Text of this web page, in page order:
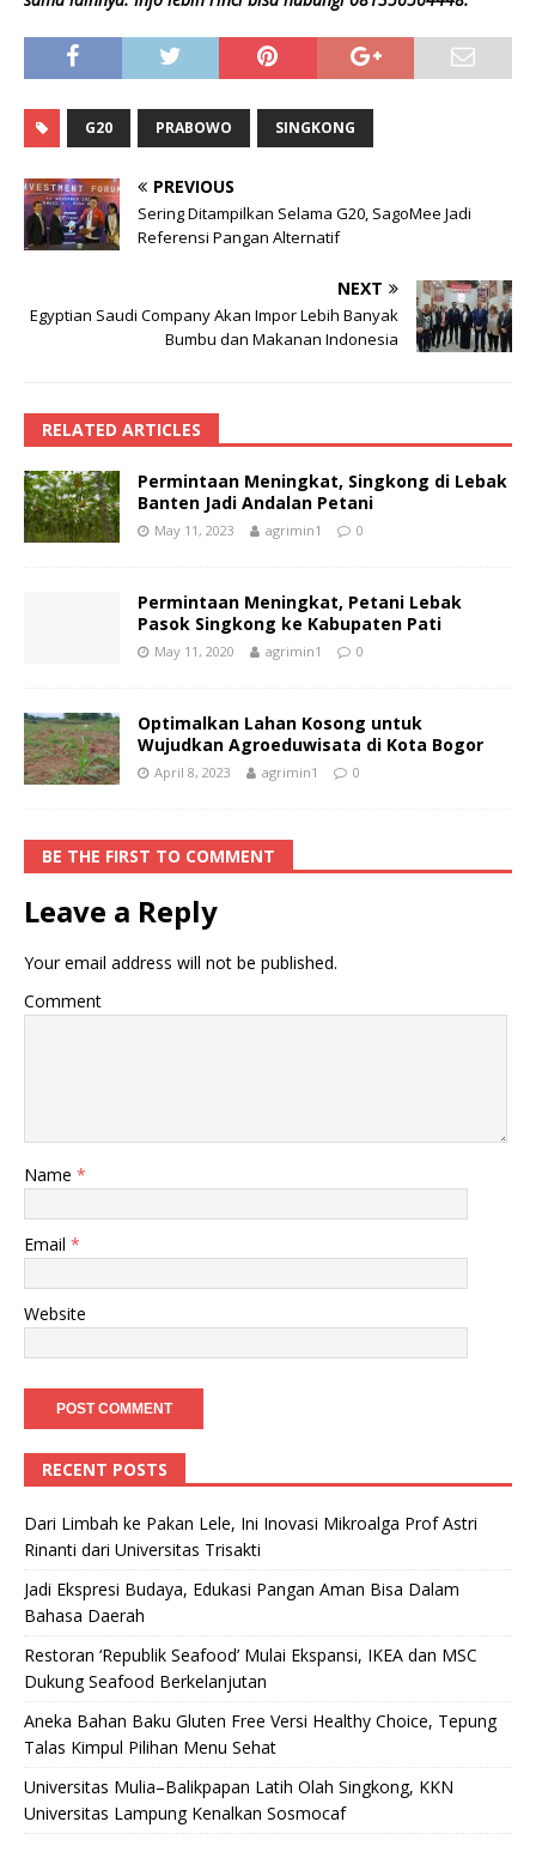
G20 PRABOWO SINGKONG
PREVIOUS
Sering Ditampilkan Selama G20, SagoMee Jadi
Referensi Pangan Alternatif
NEXT
Egyptian Saudi Company Akan Impor Lebih Banyak
Bumbu dan Makanan Indonesia
RELATED ARTICLES
Permintaan Meningkat, Singkong di Lebak
Banten Jadi Andalan Petani
May 11, 2023 agrimin1 0
Permintaan Meningkat, Petani Lebak
Pasok Singkong ke Kabupaten Pati
May 11, 2020 agrimin1 0
Optimalkan Lahan Kosong untuk
Wujudkan Agroeduwisata di Kota Bogor
April 8, 2023 agrimin1 0
BE THE FIRST TO COMMENT
Leave a Reply
Your email address will not be published.
Comment
Name *
Email *
Website
RECENT POSTS
Dari Limbah ke Pakan Lele, Ini Inovasi Mikroalga Prof Astri
Rinanti dari Universitas Trisakti
Jadi Ekspresi Budaya, Edukasi Pangan Aman Bisa Dalam
Bahasa Daerah
Restoran ‘Republik Seafood’ Mulai Ekspansi, IKEA dan MSC
Dukung Seafood Berkelanjutan
Aneka Bahan Baku Gluten Free Versi Healthy Choice, Tepung
Talas Kimpul Pilihan Menu Sehat
Universitas Mulia–Balikpapan Latih Olah Singkong, KKN
Universitas Lampung Kenalkan Sosmocaf